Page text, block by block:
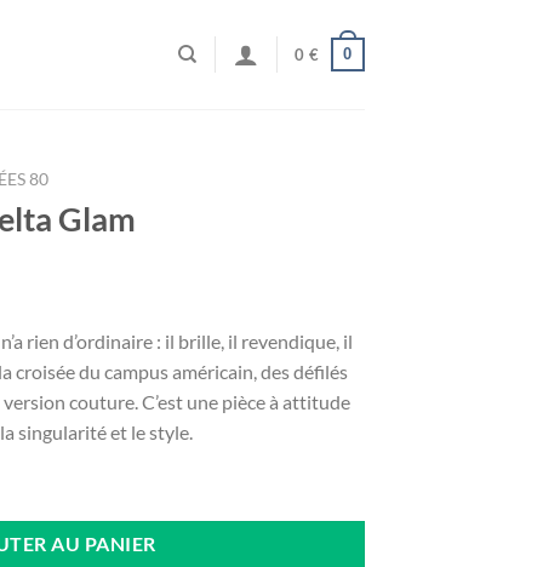
0 € 0
80
Glam
rien d’ordinaire : il brille, il revendique, il
croisée du campus américain, des défilés
couture. C’est une pièce à attitude
singularité et le style.
AU PANIER